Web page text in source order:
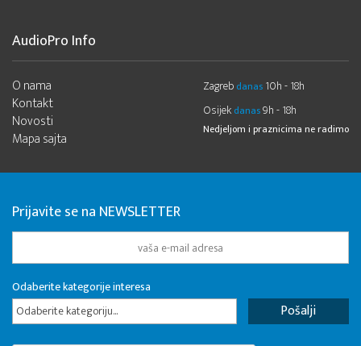
AudioPro Info
O nama
Kontakt
Novosti
Mapa sajta
Zagreb danas 10h - 18h
Osijek danas9h - 18h
Nedjeljom i praznicima ne radimo
Prijavite se na NEWSLETTER
Odaberite kategorije interesa
Odaberite kategoriju...